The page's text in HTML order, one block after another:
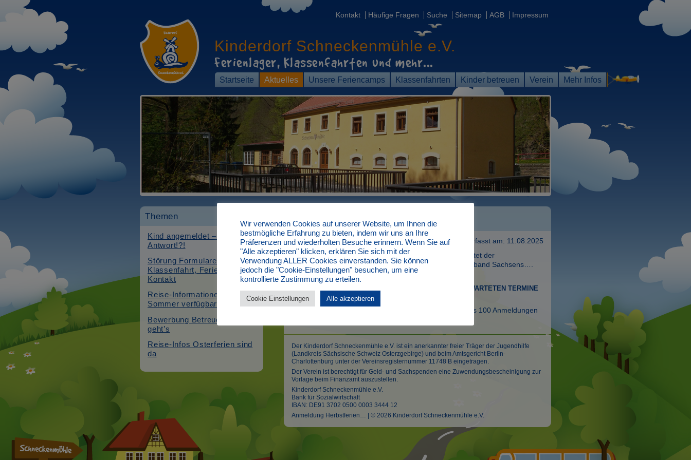
Kinderdorf Schneckenmühle e.V.
Ferienlager, Klassenfahrten und mehr...
Startseite Aktuelles Unsere Feriencamps Klassenfahrten Kinder betreuen Verein Mehr Infos
Kontakt Häufige Fragen Suche Sitemap AGB Impressum
Themen
Kind angemeldet – keine
Antwort!?!
Störung Formulare:
Klassenfahrt, Feriencamp,
Kontakt
Reise-Informationen für
Sommer verfügbar
Bewerbung Betreuer*in – so
geht’s
Reise-Infos Osterferien sind
da
Anmeldung Herbstferien…
verfasst am: 11.08.2025
Voraussichtlich am Freitag, den 15.8. um 12:00 Uhr startet der
Ticketvorverkauf für die nächste Tour der heißesten Boyband Sachsens….
ACH QUATSCH: WIR VERÖFFENTLICHEN DIE LANG ERWARTETEN TERMINE
FÜR DIE HERBSTFERIEN
Wir erwarten nicht mehr als eure Liebe, aber mindestens 100 Anmeldungen
Der Kinderdorf Schneckenmühle e.V. ist ein anerkannter freier Träger der Jugendhilfe
(Landkreis Sächsische Schweiz Osterzgebirge) und beim Amtsgericht Berlin-
Charlottenburg unter der Vereinsregisternummer 11748 B eingetragen.
Der Verein ist berechtigt für Geld- und Sachspenden eine Zuwendungsbescheinigung zur
Vorlage beim Finanzamt auszustellen.
Kinderdorf Schneckenmühle e.V.
Bank für Sozialwirtschaft
IBAN: DE91 3702 0500 0003 3444 12
Anmeldung Herbstferien… | © 2026 Kinderdorf Schneckenmühle e.V.
Wir verwenden Cookies auf unserer Website, um Ihnen die
bestmögliche Erfahrung zu bieten, indem wir uns an Ihre
Präferenzen und wiederholten Besuche erinnern. Wenn Sie auf
"Alle akzeptieren" klicken, erklären Sie sich mit der
Verwendung ALLER Cookies einverstanden. Sie können
jedoch die "Cookie-Einstellungen" besuchen, um eine
kontrollierte Zustimmung zu erteilen.
Cookie Einstellungen Alle akzeptieren